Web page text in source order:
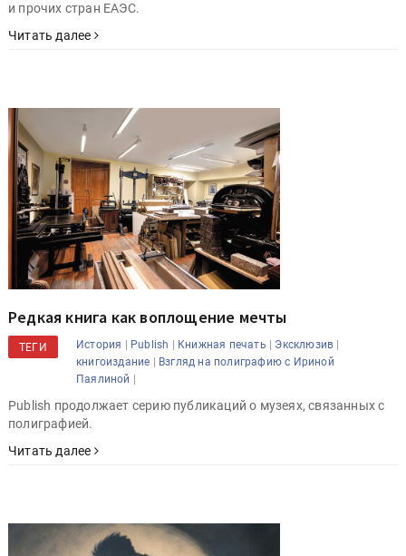
и прочих стран ЕАЭС.
Читать далее
Редкая книга как воплощение мечты
ТЕГИ История | Publish | Книжная печать | Эксклюзив |
книгоиздание | Взгляд на полиграфию с Ириной
Паялиной |
Publish продолжает серию публикаций о музеях, связанных с
полиграфией.
Читать далее